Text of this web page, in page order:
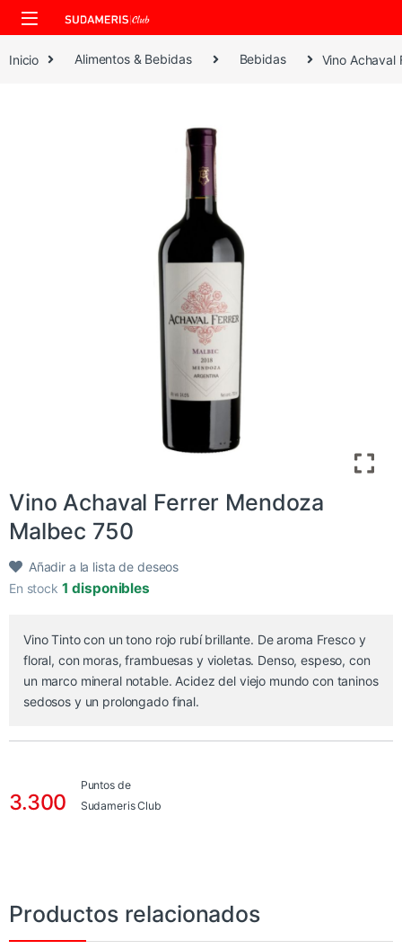
Skip to navigation
Skip to content
Inicio Alimentos & Bebidas Bebidas Vino Achaval
Vino Achaval Ferrer Mendoza
Malbec 750
Añadir a la lista de deseos
En stock 1 disponibles
Vino Tinto con un tono rojo rubí brillante. De aroma Fresco y
floral, con moras, frambuesas y violetas. Denso, espeso, con
un marco mineral notable. Acidez del viejo mundo con taninos
sedosos y un prolongado final.
3.300
Puntos de
Sudameris Club
Productos relacionados